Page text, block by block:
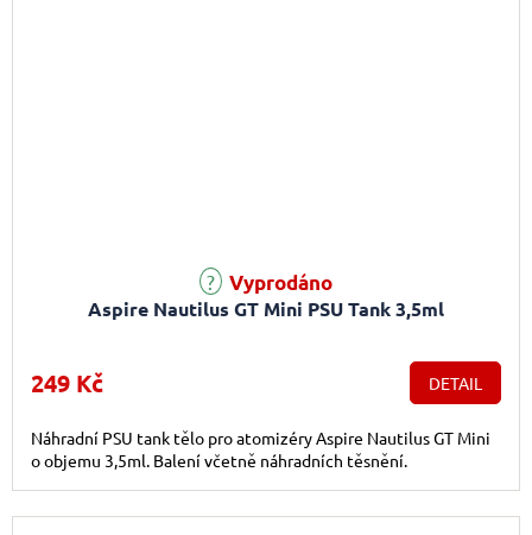
Aspire Nautilus GT Mini PSU Tank 3,5ml
Vyprodáno
249 Kč DETAIL
Náhradní PSU tank tělo pro atomizéry Aspire Nautilus GT Mini
o objemu 3,5ml. Balení včetně náhradních těsnění.